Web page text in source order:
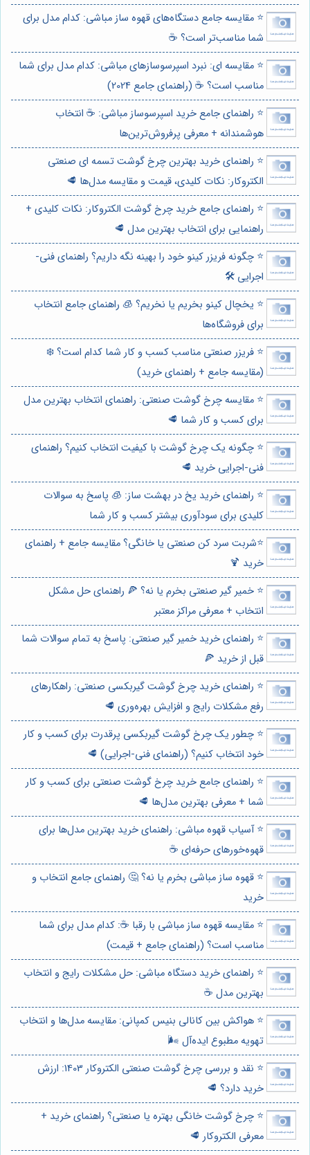
⭐️ مقایسه جامع دستگاه‌های قهوه ساز مباشی: کدام مدل برای
شما مناسب‌تر است؟ ☕️
⭐️ مقایسه ای: نبرد اسپرسوسازهای مباشی: کدام مدل برای شما
مناسب است؟ ☕️ (راهنمای جامع 2024)
⭐️ راهنمای جامع خرید اسپرسوساز مباشی: ☕️ انتخاب
هوشمندانه + معرفی پرفروش‌ترین‌ها
⭐️ راهنمای خرید بهترین چرخ گوشت تسمه ای صنعتی
الکتروکار: نکات کلیدی، قیمت و مقایسه مدل‌ها 🥩
⭐️ راهنمای جامع خرید چرخ گوشت الکتروکار: نکات کلیدی +
راهنمایی برای انتخاب بهترین مدل 🥩
⭐️ چگونه فریزر کینو خود را بهینه نگه داریم؟ راهنمای فنی-
اجرایی 🛠️
⭐️ یخچال کینو بخریم یا نخریم؟ 🧊 راهنمای جامع انتخاب
برای فروشگاه‌ها
⭐️ فریزر صنعتی مناسب کسب و کار شما کدام است؟ ❄️
(مقایسه جامع + راهنمای خرید)
⭐️ مقایسه چرخ گوشت صنعتی: راهنمای انتخاب بهترین مدل
برای کسب و کار شما 🥩
⭐️ چگونه یک چرخ گوشت با کیفیت انتخاب کنیم؟ راهنمای
فنی-اجرایی خرید 🥩
⭐️ راهنمای خرید یخ در بهشت ساز: 🧊 پاسخ به سوالات
کلیدی برای سودآوری بیشتر کسب و کار شما
⭐️شربت سرد کن صنعتی یا خانگی؟ مقایسه جامع + راهنمای
خرید 🍹
⭐️ خمیر گیر صنعتی بخرم یا نه؟ 🍕 راهنمای حل مشکل
انتخاب + معرفی مراکز معتبر
⭐️ راهنمای خرید خمیر گیر صنعتی: پاسخ به تمام سوالات شما
قبل از خرید 🍕
⭐️ راهنمای خرید چرخ گوشت گیربکسی صنعتی: راهکارهای
رفع مشکلات رایج و افزایش بهره‌وری 🥩
⭐️ چطور یک چرخ گوشت گیربکسی پرقدرت برای کسب و کار
خود انتخاب کنیم؟ (راهنمای فنی-اجرایی) 🥩
⭐️ راهنمای جامع خرید چرخ گوشت صنعتی برای کسب و کار
شما + معرفی بهترین مدل‌ها 🥩
⭐️ آسیاب قهوه مباشی: راهنمای خرید بهترین مدل‌ها برای
قهوه‌خورهای حرفه‌ای ☕️
⭐️ قهوه ساز مباشی بخرم یا نه؟ 🤔 راهنمای جامع انتخاب و
خرید
⭐️ مقایسه قهوه ساز مباشی با رقبا ☕: کدام مدل برای شما
مناسب است؟ (راهنمای جامع + قیمت)
⭐️ راهنمای خرید دستگاه مباشی: حل مشکلات رایج و انتخاب
بهترین مدل ☕️
⭐️ هواکش بین کانالی بنیس کمپانی: مقایسه مدل‌ها و انتخاب
تهویه مطبوع ایده‌آل 🌬️
⭐️ نقد و بررسی چرخ گوشت صنعتی الکتروکار 1403: ارزش
خرید دارد؟ 🥩
⭐️ چرخ گوشت خانگی بهتره یا صنعتی؟ راهنمای خرید +
معرفی الکتروکار 🥩